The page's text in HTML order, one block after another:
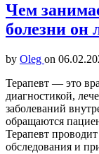
Чем
болезни он
by Oleg on
Терапевт — это
диагностикой,
заболеваний
обращаются
Терапевт
обследования и